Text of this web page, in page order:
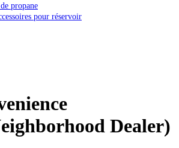
propane
pour réservoir
Dealer)